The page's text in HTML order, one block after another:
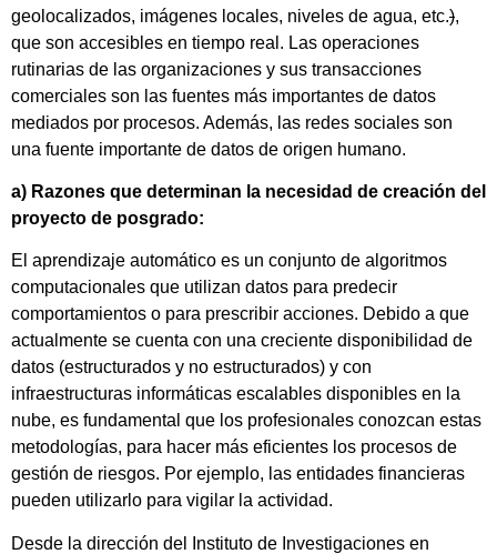
geolocalizados, imágenes locales, niveles de agua, etc.),
que son accesibles en tiempo real. Las operaciones
rutinarias de las organizaciones y sus transacciones
comerciales son las fuentes más importantes de datos
mediados por procesos. Además, las redes sociales son
una fuente importante de datos de origen humano.
a) Razones que determinan la necesidad de creación del
proyecto de posgrado:
El aprendizaje automático es un conjunto de algoritmos
computacionales que utilizan datos para predecir
comportamientos o para prescribir acciones. Debido a que
actualmente se cuenta con una creciente disponibilidad de
datos (estructurados y no estructurados) y con
infraestructuras informáticas escalables disponibles en la
nube, es fundamental que los profesionales conozcan estas
metodologías, para hacer más eficientes los procesos de
gestión de riesgos. Por ejemplo, las entidades financieras
pueden utilizarlo para vigilar la actividad.
Desde la dirección del Instituto de Investigaciones en